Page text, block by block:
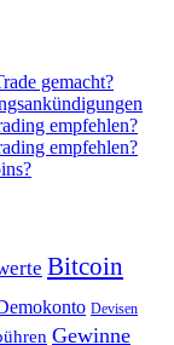
gemacht?
empfehlen?
empfehlen?
Bitcoin
Devisen
Gewinne